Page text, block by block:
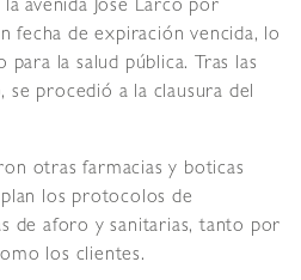
avenida José Larco por
fecha de expiración vencida, lo
la salud pública. Tras las
se procedió a la clausura del
otras farmacias y boticas
los protocolos de
de aforo y sanitarias, tanto por
los clientes.